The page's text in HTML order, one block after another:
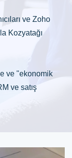
ve Zoho
Kozyatağı
ve "ekonomik
ve satış